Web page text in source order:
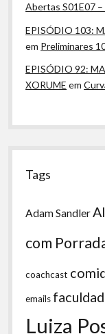
Abertas S01E07
EPISÓDIO 103:
em Preliminares
EPISÓDIO 92:
XORUME em
Tags
Adam Sandler
com
coachcast
emails
Luiza